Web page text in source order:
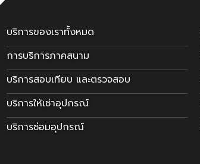
บริการของเราทั้งหมด
การบริการภาคสนาม
บริการสอบเทียบ และตรวจสอบ
บริการให้เช่าอุปกรณ์
บริการซ่อมอุปกรณ์